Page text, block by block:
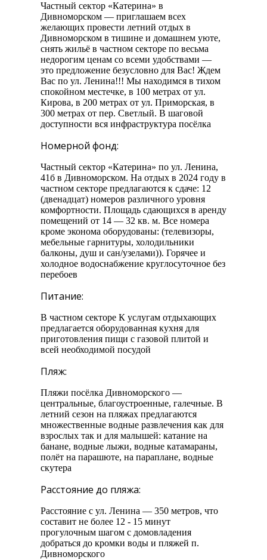
Частный сектор «Катерина» в
Дивноморском — приглашаем всех
желающих провести летний отдых в
Дивноморском в тишине и домашнем уюте,
снять жильё в частном секторе по весьма
недорогим ценам со всеми удобствами —
это предложение безусловно для Вас! Ждем
Вас по ул. Ленина!!! Мы находимся в тихом
спокойном местечке, в 100 метрах от ул.
Кирова, в 200 метрах от ул. Приморская, в
300 метрах от пер. Светлый. В шаговой
доступности вся инфраструктура посёлка
Номерной фонд:
Частный сектор «Катерина» по ул. Ленина,
41б в Дивноморском. На отдых в 2024 году в
частном секторе предлагаются к сдаче: 12
(двенадцат) номеров различного уровня
комфортности. Площадь сдающихся в аренду
помещений от 14 — 32 кв. м. Все номера
кроме эконома оборудованы: (телевизоры,
мебельные гарнитуры, холодильники
балконы, душ и сан/узелами)). Горячее и
холодное водоснабжение круглосуточное без
перебоев
Питание:
В частном секторе К услугам отдыхающих
предлагается оборудованная кухня для
приготовления пищи с газовой плитой и
всей необходимой посудой
Пляж:
Пляжи посёлка Дивноморского —
центральные, благоустроенные, галечные. В
летний сезон на пляжах предлагаются
множественные водные развлечения как для
взрослых так и для малышей: катание на
банане, водные лыжи, водные катамараны,
полёт на парашюте, на параплане, водные
скутера
Расстояние до пляжа:
Расстояние с ул. Ленина — 350 метров, что
составит не более 12 - 15 минут
прогулочным шагом с домовладения
добраться до кромки воды и пляжей п.
Дивноморского